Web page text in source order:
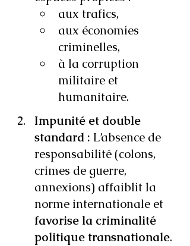
aux trafics,
aux économies
criminelles,
à la corruption
militaire et
humanitaire.
Impunité et double
standard : L’absence de
responsabilité (colons,
crimes de guerre,
annexions) affaiblit la
norme internationale et
favorise la criminalité
politique transnationale.